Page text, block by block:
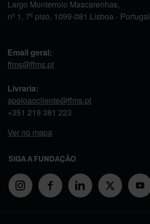
Largo Monterroio Mascarenhas,
nº 1, 7º piso, 1099-081 Lisboa - Portugal
Email geral:
ffms@ffms.pt
Livraria:
apoioaocliente@ffms.pt
+351 219 381 223
Ver no mapa
SIGA A FUNDAÇÃO